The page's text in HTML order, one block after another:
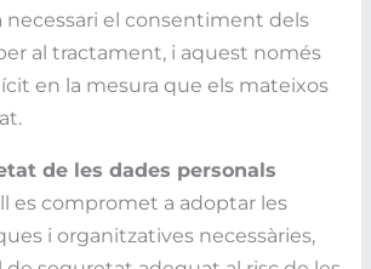
necessari el consentiment dels
al tractament, i aquest només
en la mesura que els mateixos
de les dades personals
es compromet a adoptar les
i organitzatives necessàries,